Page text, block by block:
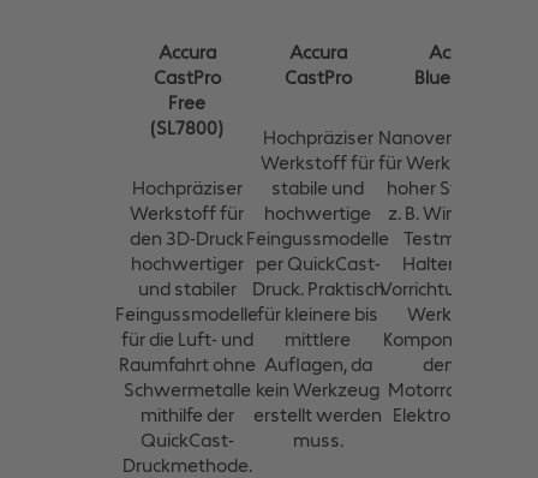
Accura
CastPro
Free
(SL7800)
Hochpräziser
Werkstoff für
den 3D-Druck
hochwertiger
und stabiler
Feingussmodelle
für die Luft- und
Raumfahrt ohne
Schwermetalle
mithilfe der
QuickCast-
Druckmethode.
Accura
CastPro
Hochpräziser
Werkstoff für
stabile und
hochwertige
Feingussmodelle
per QuickCast-
Druck. Praktisch
für kleinere bis
mittlere
Auflagen, da
kein Werkzeug
erstellt werden
muss.
Accura
Bluestone
Nanoverbundstoff
für Werkstücke mit
hoher Steifigkeit,
z. B. Windtunnel-
Testmodelle,
Halterungen,
Vorrichtungen und
Werkzeuge,
Komponenten für
den Kfz-
Motorraum oder
Elektrobauteile.